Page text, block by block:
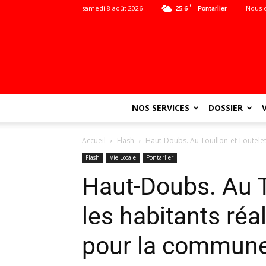
25.6 C Pontarlier
samedi 8 août 2026 Nous
NOS SERVICES DOSSIER
Accueil Flash Haut-Doubs. Au Touillon-et-
Flash Vie Locale Pontarlier
Haut-Doubs. Au
les habitants
pour la